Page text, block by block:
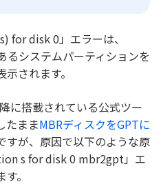
for disk 0」エラーは、
るシステムパーティションを
されます。
に搭載されている公式ツー
たままMBRディスクをGPTに
すが、原因で以下のような原
s for disk 0 mbr2gpt」エ
。